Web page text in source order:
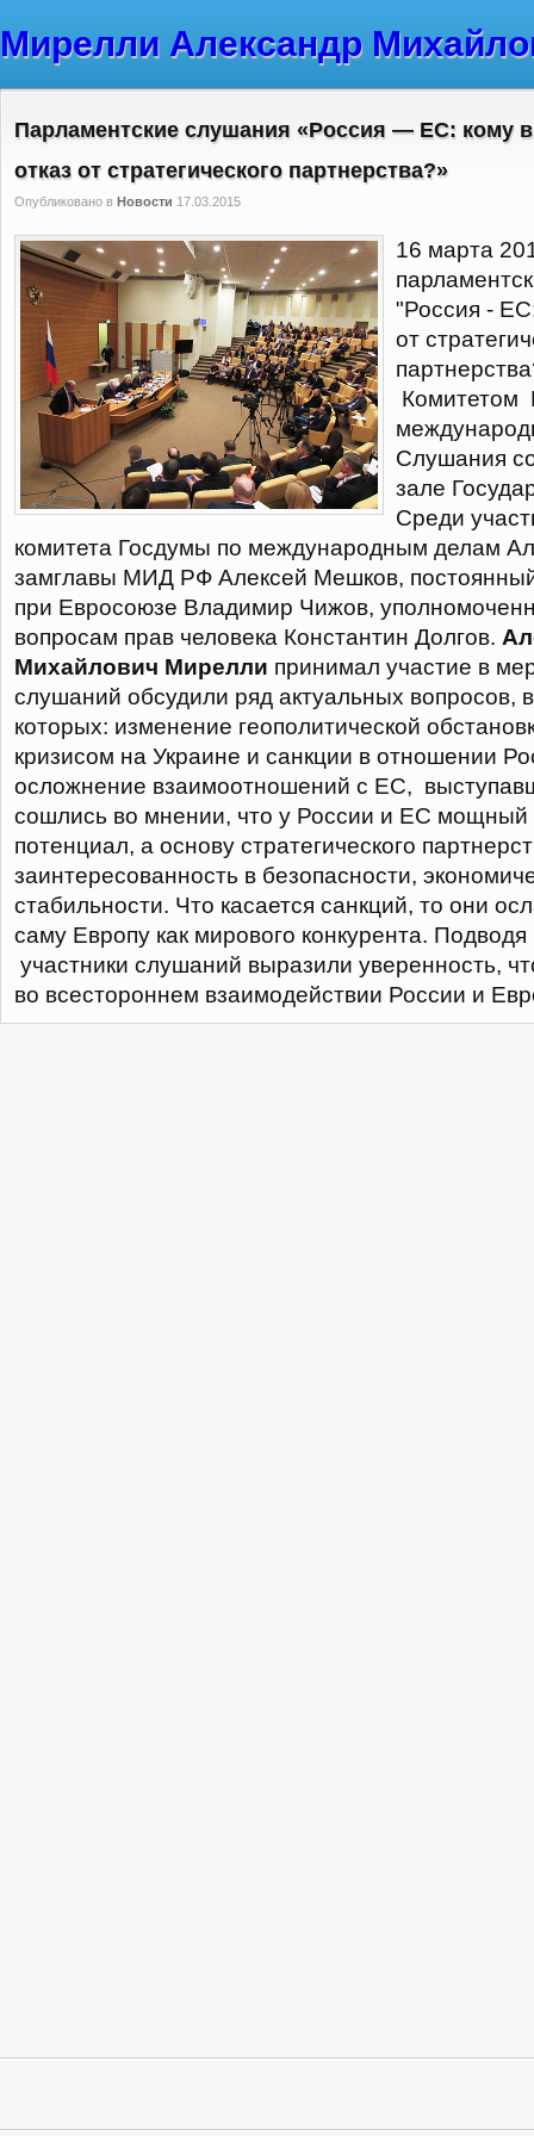
Мирелли Александр
Парламентские слушания «Россия — ЕС: кому
отказ от стратегического партнерства?»
Опубликовано в Новости 17.03.2015
16 марта
"Россия -
от
Комитетом
Слушания
зале
Среди
комитета Госдумы по международным делам
замглавы МИД РФ Алексей Мешков,
при Евросоюзе Владимир Чижов,
вопросам прав человека Константин Долгов.
Михайлович Мирелли принимал участие в
слушаний обсудили ряд актуальных вопросов,
которых: изменение геополитической
кризисом на Украине и санкции в отношении
осложнение взаимоотношений с ЕС,
сошлись во мнении, что у России и ЕС мощный
потенциал, а основу стратегического
заинтересованность в безопасности,
стабильности. Что касается санкций, то они
саму Европу как мирового конкурента.
участники слушаний выразили уверенность,
во всестороннем взаимодействии России и